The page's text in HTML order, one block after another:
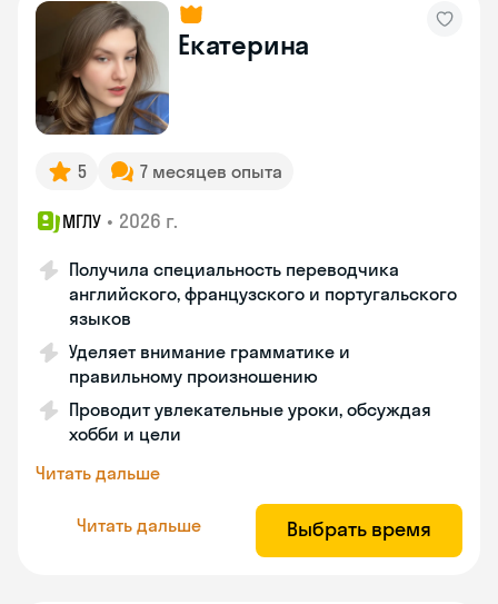
Екатерина
5 7 месяцев опыта
МГЛУ • 2026 г.
Получила специальность переводчика
английского, французского и португальского
языков
Уделяет внимание грамматике и
правильному произношению
Проводит увлекательные уроки, обсуждая
хобби и цели
Читать дальше
Читать дальше Выбрать время